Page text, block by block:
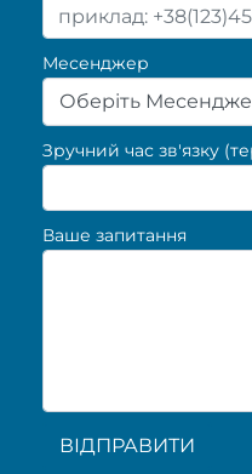
Месенджер
Оберіть
Зручний час зв'язку
Ваше запитання
ВІДПРАВИТИ